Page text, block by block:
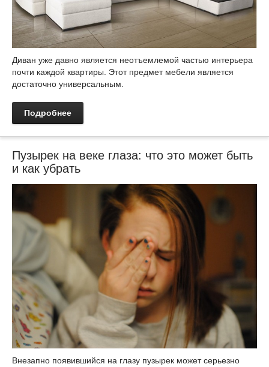
Диван уже давно является неотъемлемой частью интерьера
почти каждой квартиры. Этот предмет мебели является
достаточно универсальным.
Подробнее
Пузырек на веке глаза: что это может быть
и как убрать
Внезапно появившийся на глазу пузырек может серьезно